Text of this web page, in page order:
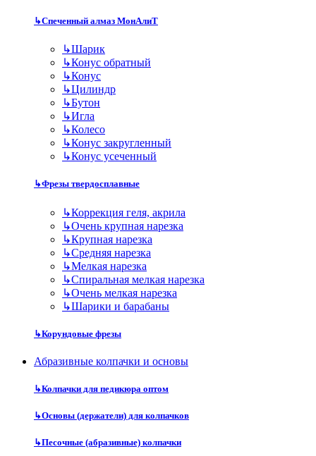
↳Спеченный алмаз МонАлиТ
↳Шарик
↳Конус обратный
↳Конус
↳Цилиндр
↳Бутон
↳Игла
↳Колесо
↳Конус закругленный
↳Конус усеченный
↳Фрезы твердосплавные
↳Коррекция геля, акрила
↳Очень крупная нарезка
↳Крупная нарезка
↳Средняя нарезка
↳Мелкая нарезка
↳Спиральная мелкая нарезка
↳Очень мелкая нарезка
↳Шарики и барабаны
↳Корундовые фрезы
Абразивные колпачки и основы
↳Колпачки для педикюра оптом
↳Основы (держатели) для колпачков
↳Песочные (абразивные) колпачки